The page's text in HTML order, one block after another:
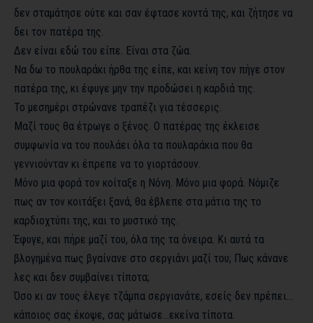
δεν σταμάτησε ούτε και σαν έφτασε κοντά της, και ζήτησε να
δει τον πατέρα της.
Δεν είναι εδώ του είπε. Είναι στα ζώα.
Να δω το πουλαράκι ήρθα της είπε, και κείνη τον πήγε στον
πατέρα της, κι έφυγε μην την προδώσει η καρδιά της.
Το μεσημέρι στρώνανε τραπέζι για τέσσερις.
Μαζί τους θα έτρωγε ο ξένος. Ο πατέρας της έκλεισε
συμφωνία να του πουλάει όλα τα πουλαράκια που θα
γεννιούνταν κι έπρεπε να το γιορτάσουν.
Μόνο μια φορά τον κοίταξε η Νόνη. Μόνο μια φορά. Νόμιζε
πως αν τον κοιτάξει ξανά, θα έβλεπε στα μάτια της το
καρδιοχτύπι της, και το μυστικό της.
Έφυγε, και πήρε μαζί του, όλα της τα όνειρα. Κι αυτά τα
βλογημένα πως βγαίνανε στο σεργιάνι μαζί του; Πως κάνανε
λες και δεν συμβαίνει τίποτα;
Όσο κι αν τους έλεγε τζάμπα σεργιανάτε, εσείς δεν πρέπει…
κάποιος σας έκοψε, σας μάτωσε…εκείνα τίποτα.